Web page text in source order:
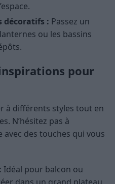
décoratifs : Passez un
ou les bassins
pour
à différents styles tout en
N’hésitez pas à
des touches qui vous
Idéal pour balcon ou